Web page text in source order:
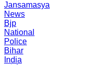
Jansamasya
News
Bjp
National
Police
Bihar
India